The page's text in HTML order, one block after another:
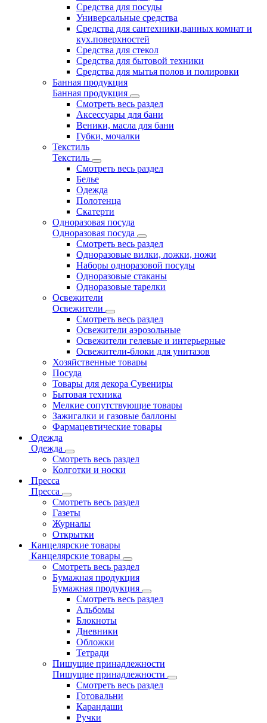
Средства для посуды
Универсальные средства
Средства для сантехники,ванных комнат и
кух.поверхностей
Средства для стекол
Средства для бытовой техники
Средства для мытья полов и полировки
Банная продукция
Банная продукция
Смотреть весь раздел
Аксессуары для бани
Веники, масла для бани
Губки, мочалки
Текстиль
Текстиль
Смотреть весь раздел
Белье
Одежда
Полотенца
Скатерти
Одноразовая посуда
Одноразовая посуда
Смотреть весь раздел
Одноразовые вилки, ложки, ножи
Наборы одноразовой посуды
Одноразовые стаканы
Одноразовые тарелки
Освежители
Освежители
Смотреть весь раздел
Освежители аэрозольные
Освежители гелевые и интерьерные
Освежители-блоки для унитазов
Хозяйственные товары
Посуда
Товары для декора Сувениры
Бытовая техника
Мелкие сопутствующие товары
Зажигалки и газовые баллоны
Фармацевтические товары
Одежда
Одежда
Смотреть весь раздел
Колготки и носки
Пресса
Пресса
Смотреть весь раздел
Газеты
Журналы
Открытки
Канцелярские товары
Канцелярские товары
Смотреть весь раздел
Бумажная продукция
Бумажная продукция
Смотреть весь раздел
Альбомы
Блокноты
Дневники
Обложки
Тетради
Пишущие принадлежности
Пишущие принадлежности
Смотреть весь раздел
Готовальни
Карандаши
Ручки